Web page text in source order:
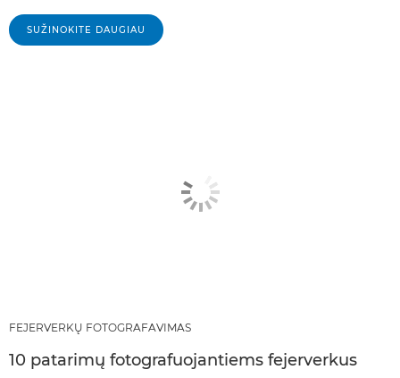
SUŽINOKITE DAUGIAU
FEJERVERKŲ FOTOGRAFAVIMAS
10 patarimų fotografuojantiems fejerverkus